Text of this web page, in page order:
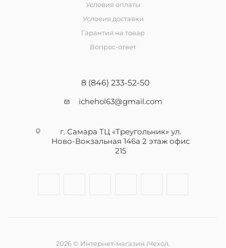
Условия оплаты
Условия доставки
Гарантия на товар
Вопрос-ответ
8 (846) 233-52-50
ichehol63@gmail.com
г. Самара ТЦ «Треугольник» ул.
Ново-Вокзальная 146а 2 этаж офис
215
2026 © Интернет-магазин iЧехол.